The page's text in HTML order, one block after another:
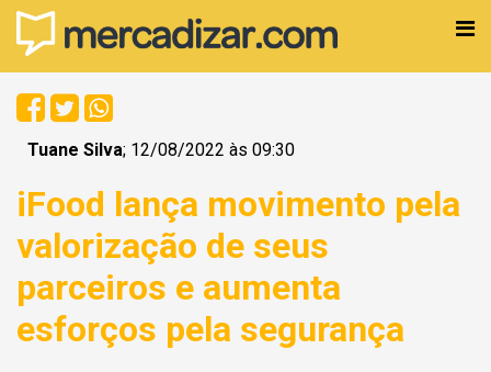
Tuane Silva; 12/08/2022 às 09:30
iFood lança movimento pela
valorização de seus
parceiros e aumenta
esforços pela segurança